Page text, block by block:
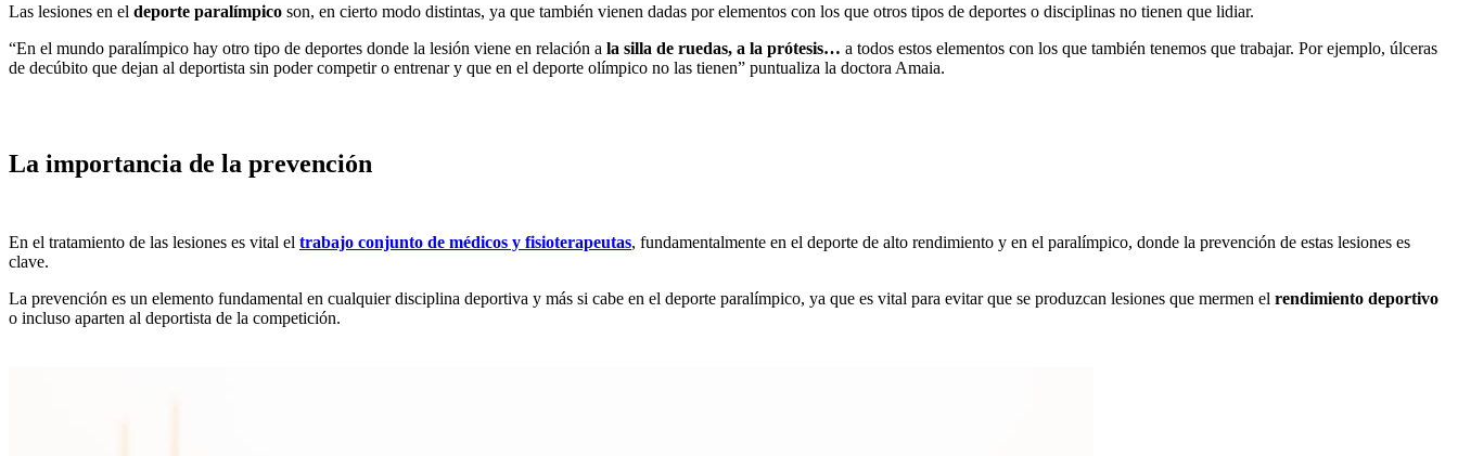
Las lesiones en el deporte paralímpico son, en cierto modo distintas, ya que también vienen dadas por elementos con los que otros tipos de deportes o disciplinas no tienen que lidiar.
“En el mundo paralímpico hay otro tipo de deportes donde la lesión viene en relación a la silla de ruedas, a la prótesis… a todos estos elementos con los que también tenemos que trabajar. Por ejemplo, úlceras
de decúbito que dejan al deportista sin poder competir o entrenar y que en el deporte olímpico no las tienen” puntualiza la doctora Amaia.
La importancia de la prevención
En el tratamiento de las lesiones es vital el trabajo conjunto de médicos y fisioterapeutas, fundamentalmente en el deporte de alto rendimiento y en el paralímpico, donde la prevención de estas lesiones es
clave.
La prevención es un elemento fundamental en cualquier disciplina deportiva y más si cabe en el deporte paralímpico, ya que es vital para evitar que se produzcan lesiones que mermen el rendimiento deportivo
o incluso aparten al deportista de la competición.